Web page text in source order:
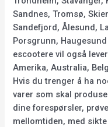
Sandnes, Tromsø,
Sandefjord, Ålesund,
Porsgrunn,
escootere vil også
Amerika, Australia,
Hvis du trenger å ha
varer som skal
dine forespørsler,
mellomtiden, med